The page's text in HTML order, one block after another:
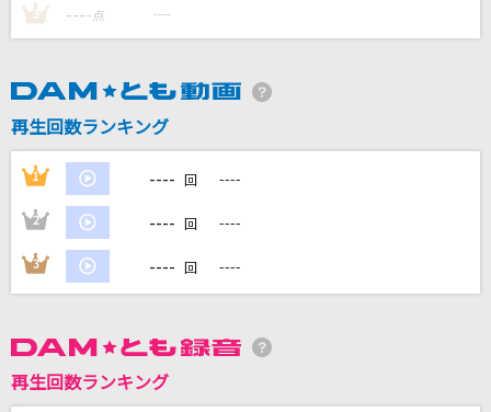
[生音]恋におちて-Fall in love-
ORANGE RANGE
カラオケ最新情報をチェック！
3 ---- 点 ----
再生回数ランキング
1 ---- 回 ----
2 ---- 回 ----
3 ---- 回 ----
再生回数ランキング